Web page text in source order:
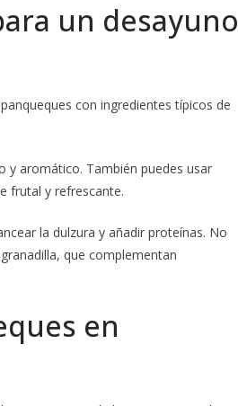
un desayuno
con ingredientes típicos de
y aromático. También puedes usar
frutal y refrescante.
la dulzura y añadir proteínas. No
que complementan
en